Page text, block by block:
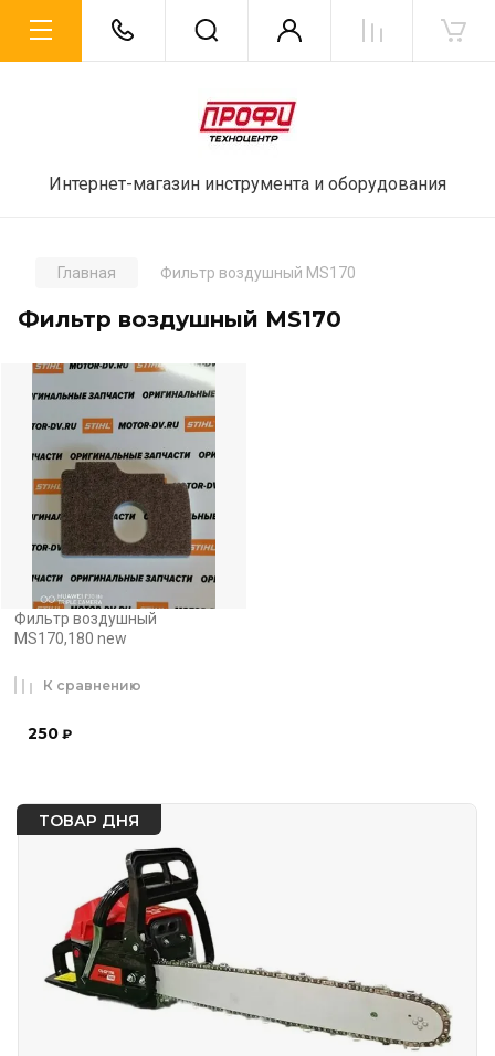
Интернет-магазин инструмента и оборудования
ТОВАР ДНЯ
Главная Фильтр воздушный MS170
Фильтр воздушный MS170
Фильтр воздушный
MS170,180 new
250 ₽
К сравнению